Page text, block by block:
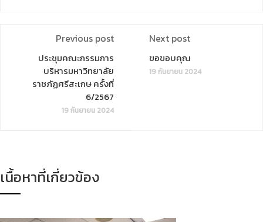
Previous post
ประชุมคณะกรรมการ
บริหารมหาวิทยาลัย
ราชภัฏศรีสะเกษ ครั้งที่
6/2567
19 กันยายน 2024
Next post
ขอขอบคุณ
19 กันยายน 2024
เนื้อหาที่เกี่ยวข้อง